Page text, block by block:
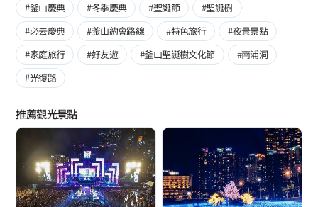
#釜山慶典 #冬季慶典 #聖誕節
#聖誕樹
#必去慶典
#釜山約會路線 #特色旅行
#夜景景點
#家庭旅行
#好友遊 #釜山聖誕樹文化節
#南浦洞
#光復路
推薦觀光景點